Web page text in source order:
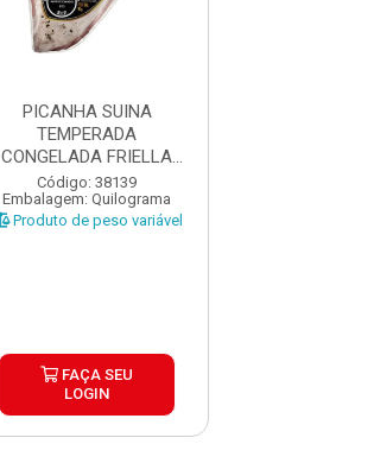
PICANHA SUINA
TEMPERADA
CONGELADA FRIELLA
CAIXA ±20KG
Código: 38139
Embalagem: Quilograma
Produto de peso variável
FAÇA SEU
LOGIN